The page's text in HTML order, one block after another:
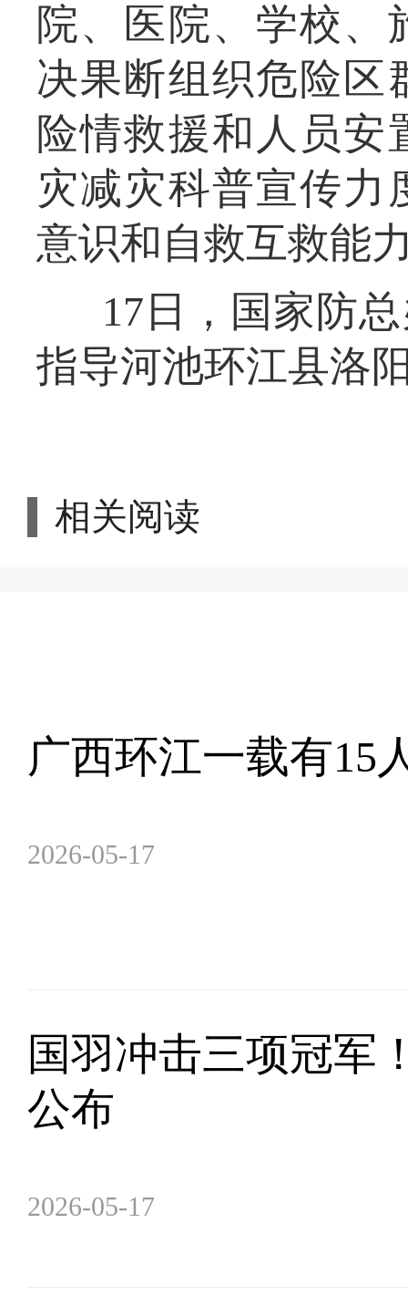
院、医院、学校、
决果断组织危险区
险情救援和人员安
灾减灾科普宣传力
意识和自救互救能
17日，国家防
指导河池环江县洛
相关阅读
广西环江一载有15
2026-05-17
国羽冲击三项冠军
公布
2026-05-17